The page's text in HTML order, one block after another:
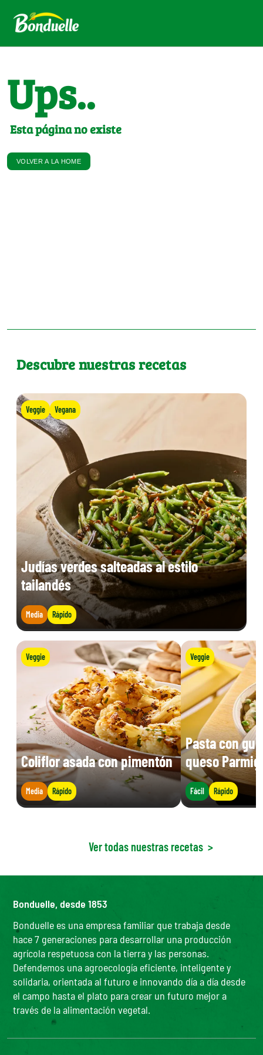
Ups..
Esta página no existe
VOLVER A LA HOME
Descubre nuestras recetas
Veggie Vegana
Judías verdes salteadas al estilo
tailandés
Media Rápido
Veggie
Coliflor asada con pimentón
Media Rápido
Veggie
Pasta con
queso
Fácil Rápido
Ver todas nuestras recetas >
Bonduelle, desde 1853
Bonduelle es una empresa familiar que trabaja desde
hace 7 generaciones para desarrollar una producción
agrícola respetuosa con la tierra y las personas.
Defendemos una agroecología eficiente, inteligente y
solidaria, orientada al futuro e innovando día a día desde
el campo hasta el plato para crear un futuro mejor a
través de la alimentación vegetal.